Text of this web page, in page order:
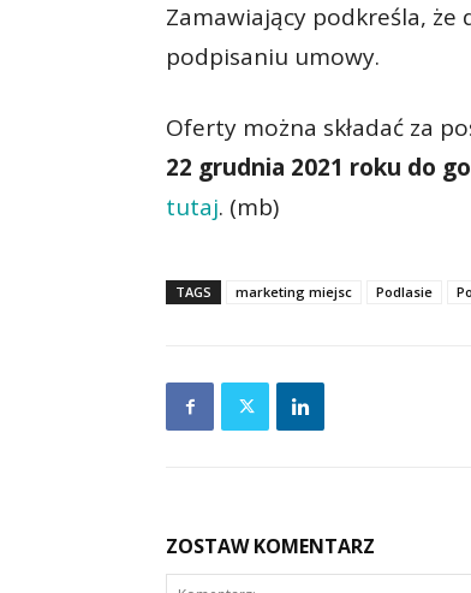
Zamawiający podkreśla,
podpisaniu umowy.
Oferty można składać za
22 grudnia 2021 roku do
tutaj. (mb)
TAGS marketing miejsc Podlasie
ZOSTAW KOMENTARZ